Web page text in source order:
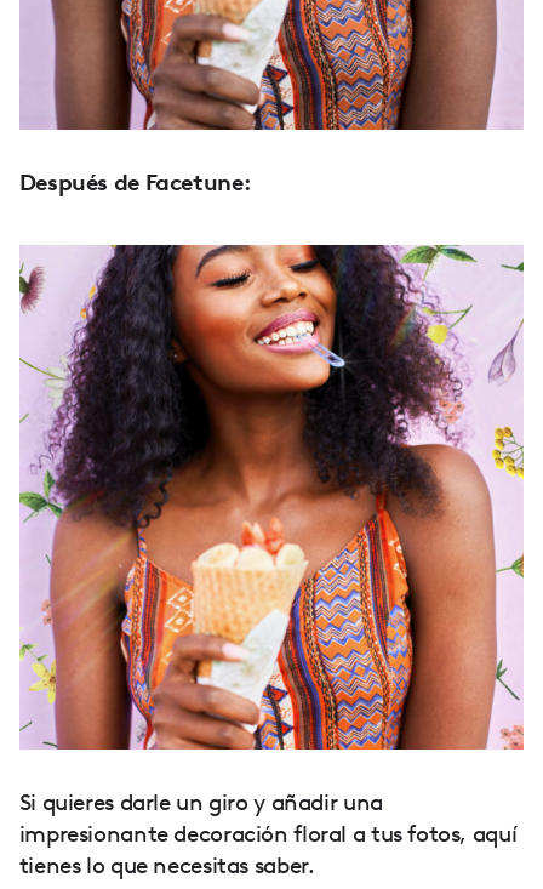
Después de Facetune:
Si quieres darle un giro y añadir una
impresionante decoración floral a tus fotos, aquí
tienes lo que necesitas saber.